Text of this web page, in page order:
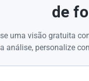
de
uma visão gratuita
análise, personalize